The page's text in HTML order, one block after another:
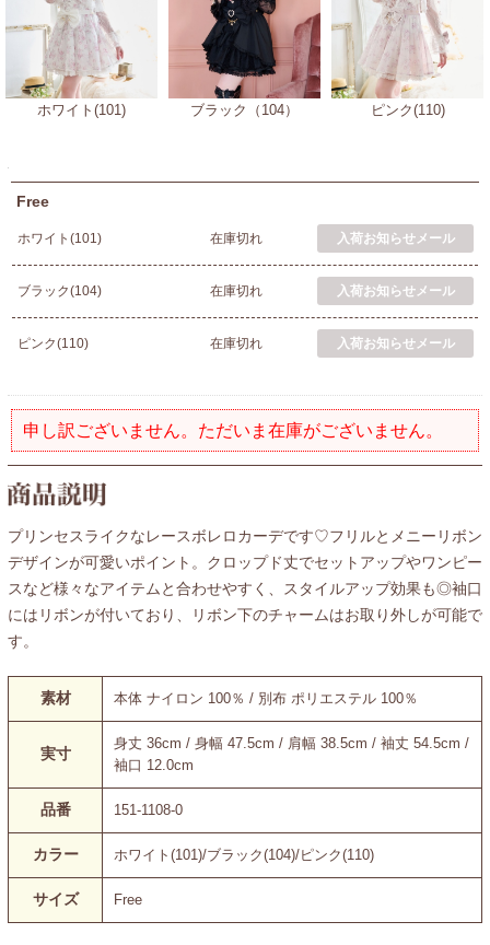
ホワイト(101) ブラック（104） ピンク(110)
Free
ホワイト(101) 在庫切れ
ブラック(104) 在庫切れ
ピンク(110) 在庫切れ
申し訳ございません。ただいま在庫がございません。
プリンセスライクなレースボレロカーデです♡フリルとメニーリボン
デザインが可愛いポイント。クロップド丈でセットアップやワンピー
スなど様々なアイテムと合わせやすく、スタイルアップ効果も◎袖口
にはリボンが付いており、リボン下のチャームはお取り外しが可能で
す。
素材 本体 ナイロン 100％ / 別布 ポリエステル 100％
実寸
身丈 36cm / 身幅 47.5cm / 肩幅 38.5cm / 袖丈 54.5cm /
袖口 12.0cm
品番 151-1108-0
カラー ホワイト(101)/ブラック(104)/ピンク(110)
サイズ Free